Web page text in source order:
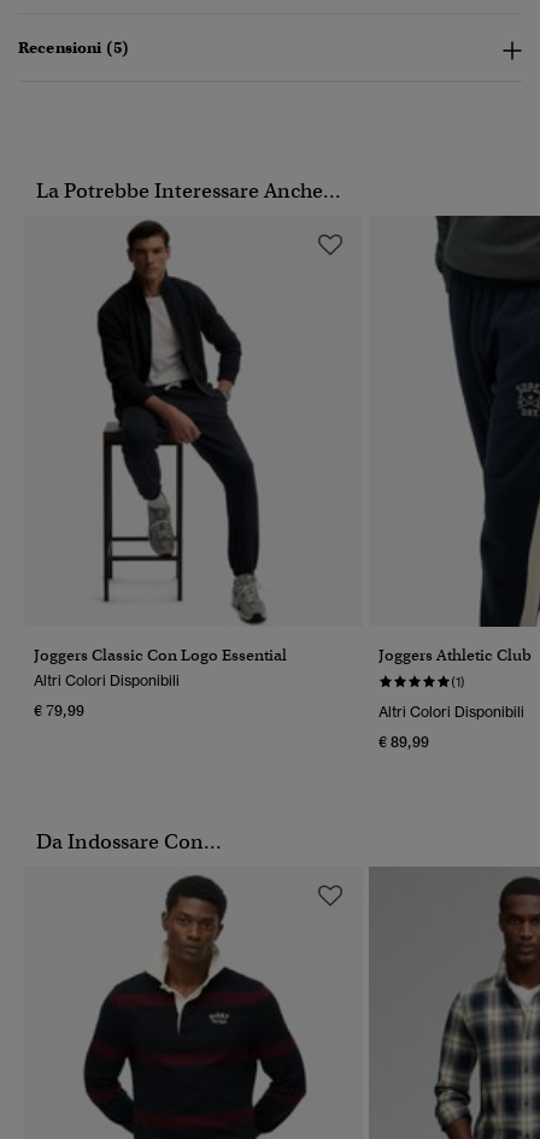
Recensioni (5)
La Potrebbe Interessare Anche...
Joggers Classic Con Logo Essential
Altri Colori Disponibili
€ 79,99
Joggers Athletic Club
(1)
Altri Colori Disponibili
€ 89,99
Da Indossare Con...